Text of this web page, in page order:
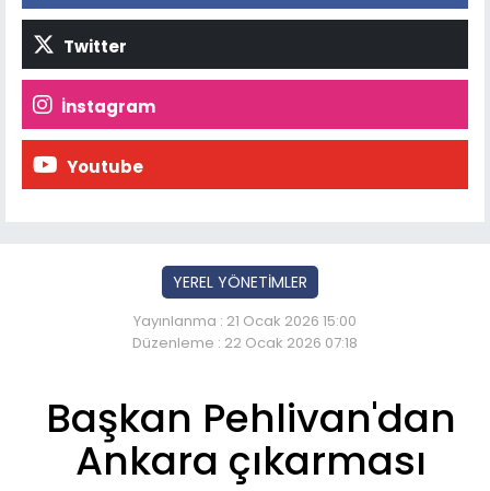
Twitter
İnstagram
Youtube
YEREL YÖNETİMLER
Yayınlanma : 21 Ocak 2026 15:00
Düzenleme : 22 Ocak 2026 07:18
Başkan Pehlivan'dan
Ankara çıkarması